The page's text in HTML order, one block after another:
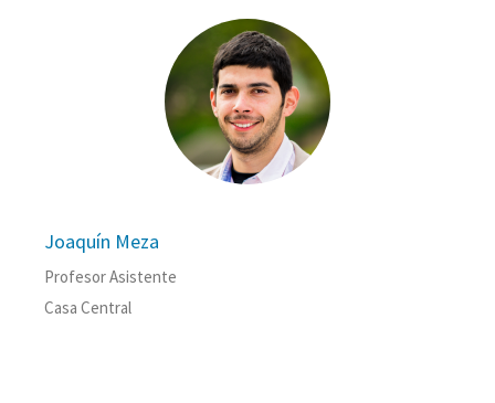
Joaquín Meza
Profesor Asistente
Casa Central